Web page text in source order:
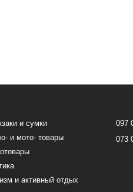
и сумки
и мото- товары
и активный отдых
097
073